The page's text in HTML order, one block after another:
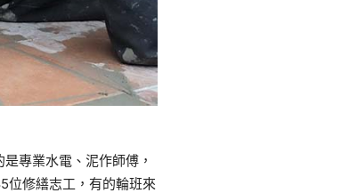
專業水電、泥作師傅，
修繕志工，有的輪班來